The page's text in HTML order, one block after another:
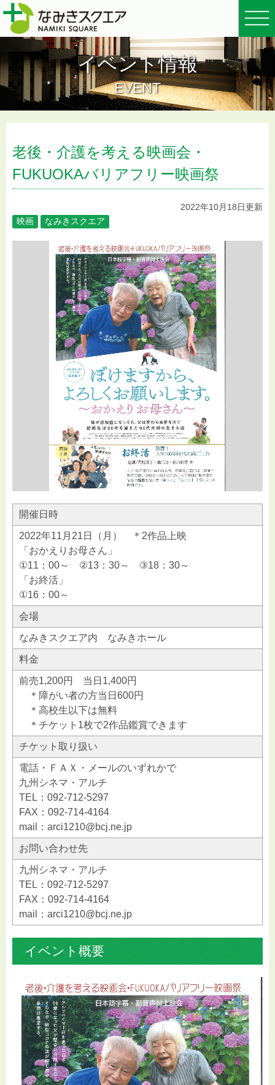
イベント情報
EVENT
老後・介護を考える映画会・
FUKUOKAバリアフリー映画祭
2022年10月18日更新
映画
なみきスクエア
開催日時
2022年11月21日（月） ＊2作品上映
「おかえりお母さん」
①11：00～ ②13：30～ ③18：30～
「お終活」
①16：00～
会場
なみきスクエア内 なみきホール
料金
前売1,200円 当日1,400円
＊障がい者の方当日600円
＊高校生以下は無料
＊チケット1枚で2作品鑑賞できます
チケット取り扱い
電話・ＦＡＸ・メールのいずれかで
九州シネマ・アルチ
TEL：092-712-5297
FAX：092-714-4164
mail：arci1210@bcj.ne.jp
お問い合わせ先
九州シネマ・アルチ
TEL：092-712-5297
FAX：092-714-4164
mail：arci1210@bcj.ne.jp
イベント概要